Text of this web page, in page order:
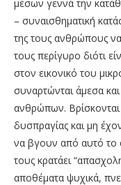
μέσων γεννά την
– συναισθηματική
της τους ανθρώπους
τους περίγυρο διότι
στον εικονικό του
συναρτώνται άμεσα
ανθρώπων. Βρίσκονται
δυσπραγίας και μη
να βγουν από αυτό το
τους κρατάει
αποθέματα ψυχικά,